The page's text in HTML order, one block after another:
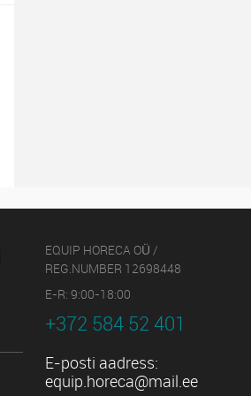
EQUIP HORECA OÜ /
REG.NUMBER 12698448
E-R: 9:00-18:00
+372 584 52 401
E-posti aadress:
equip.horeca@mail.ee